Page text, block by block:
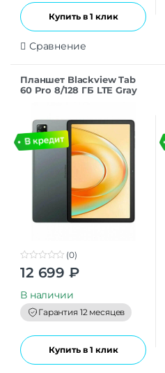
Купить в 1 клик
Сравнение
Планшет Blackview Tab
60 Pro 8/128 ГБ LTE Gray
0
t
o
f
5
(0)
12 699 ₽
В наличии
Гарантия 12 месяцев
Купить в 1 клик